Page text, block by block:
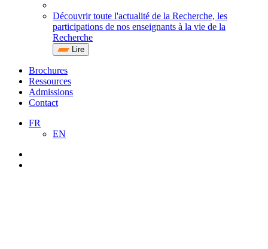
Découvrir toute l'actualité de la Recherche, les
participations de nos enseignants à la vie de la
Recherche
Lire
Brochures
Ressources
Admissions
Contact
FR
EN